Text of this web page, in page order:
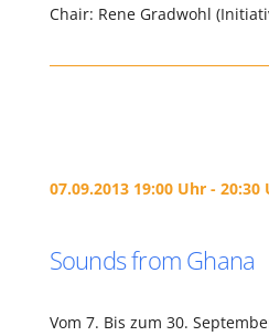
Chair: Rene Gradwohl
07.09.2013 19:00 Uhr - 20:30
Sounds from Ghana
Vom 7. Bis zum 30.